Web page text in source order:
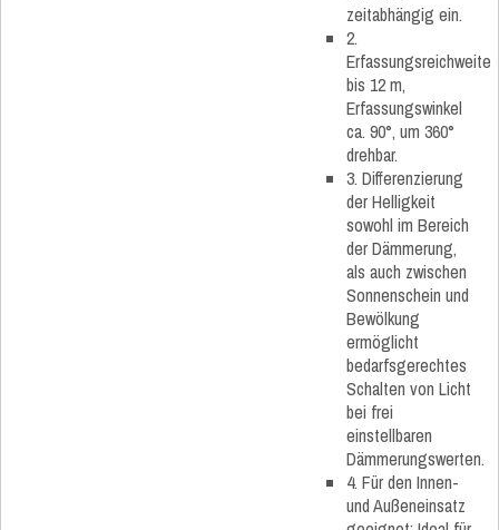
zeitabhängig ein.
2.
Erfassungsreichweite
bis 12 m,
Erfassungswinkel
ca. 90°, um 360°
drehbar.
3. Differenzierung
der Helligkeit
sowohl im Bereich
der Dämmerung,
als auch zwischen
Sonnenschein und
Bewölkung
ermöglicht
bedarfsgerechtes
Schalten von Licht
bei frei
einstellbaren
Dämmerungswerten.
4. Für den Innen-
und Außeneinsatz